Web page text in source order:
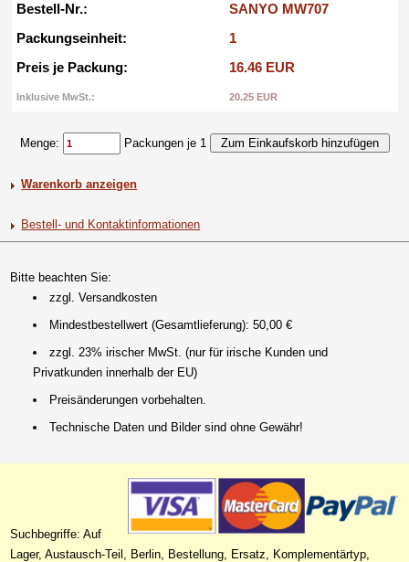
Bestell-Nr.:
SANYO MW707
Packungseinheit:
1
Preis je Packung:
16.46 EUR
Inklusive MwSt.: 20.25 EUR
Menge: Packungen je 1
Warenkorb anzeigen
Bestell- und Kontaktinformationen
Bitte beachten Sie:
zzgl. Versandkosten
Mindestbestellwert (Gesamtlieferung): 50,00 €
zzgl. 23% irischer MwSt. (nur für irische Kunden und
Privatkunden innerhalb der EU)
Preisänderungen vorbehalten.
Technische Daten und Bilder sind ohne Gewähr!
Suchbegriffe: Auf
Lager, Austausch-Teil, Berlin, Bestellung, Ersatz, Komplementärtyp,